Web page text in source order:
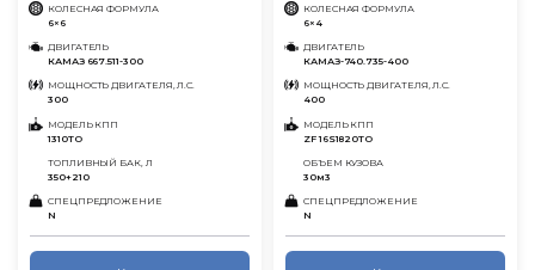
КОЛЕСНАЯ ФОРМУЛА
6×6
ДВИГАТЕЛЬ
КАМАЗ 667.511-300
МОЩНОСТЬ ДВИГАТЕЛЯ, Л.С.
300
МОДЕЛЬ КПП
1310ТО
ТОПЛИВНЫЙ БАК, Л
350+210
СПЕЦПРЕДЛОЖЕНИЕ
N
КОЛЕСНАЯ ФОРМУЛА
6×4
ДВИГАТЕЛЬ
КАМАЗ-740.735-400
МОЩНОСТЬ ДВИГАТЕЛЯ, Л.С.
400
МОДЕЛЬ КПП
ZF 16S1820TO
ОБЪЕМ КУЗОВА
30м3
СПЕЦПРЕДЛОЖЕНИЕ
N